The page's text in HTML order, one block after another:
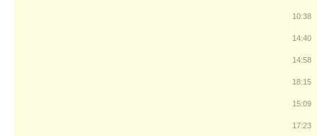
10:38
14:40
14:58
18:15
15:09
17:23